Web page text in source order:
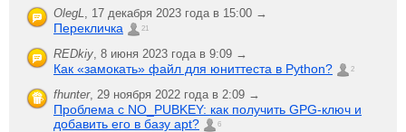
OlegL, 17 декабря 2023 года в 15:00 →
Перекличка 21
REDkiy, 8 июня 2023 года в 9:09 →
Как «замокать» файл для юниттеста в Python? 2
fhunter, 29 ноября 2022 года в 2:09 →
Проблема с NO_PUBKEY: как получить GPG-ключ и
добавить его в базу apt?
6